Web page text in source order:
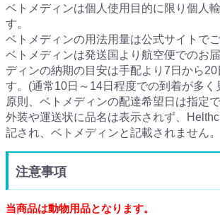
ベトメディンは個人使用目的に限り個人
す。
ベトメディンの用法用量は公式サイトでご
ベトメディンは発送国より航空便でのお
ディンの納期の目安は手配より7日から20
す。(通常10日～14日程度での到着が多く
原則、ベトメディンの配達希望日は指定で
外装や運送状に品名は表示されず、
記され、ベトメディンと記載されません。
注意事項
当商品は動物用品となります。